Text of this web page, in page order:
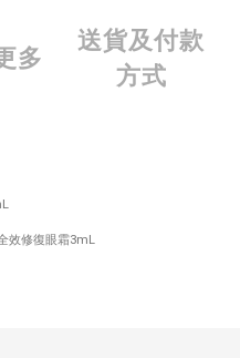
多
送貨及付款
方式
效修復眼霜3mL